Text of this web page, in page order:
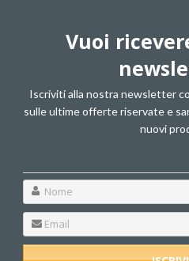
Vuoi
Iscriviti alla nostra newsletter
sulle ultime offerte riservate e
nuovi